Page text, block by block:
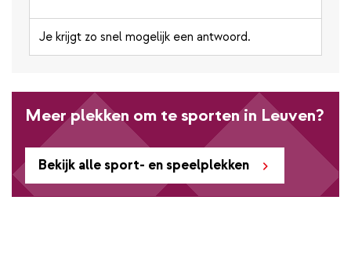
Je krijgt zo snel mogelijk een antwoord.
Bekijk alle sport- en speelplekken
Meer plekken om te sporten in Leuven?